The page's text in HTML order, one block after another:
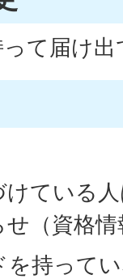
て届け
けている
（資格
を持って